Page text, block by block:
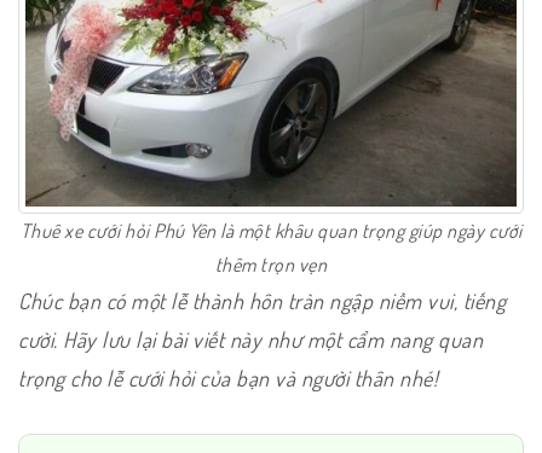
Thuê xe cưới hỏi Phú Yên là một khâu quan trọng giúp ngày cưới
thêm trọn vẹn
Chúc bạn có một lễ thành hôn tràn ngập niềm vui, tiếng
cười. Hãy lưu lại bài viết này như một cẩm nang quan
trọng cho lễ cưới hỏi của bạn và người thân nhé!